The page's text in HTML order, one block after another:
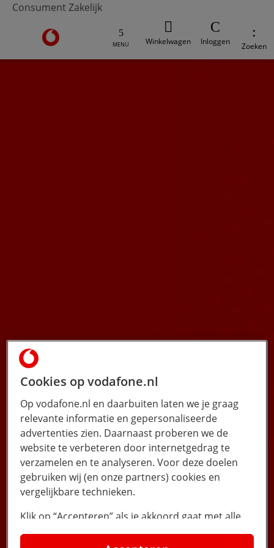
Consument Zakelijk
Ga naar de Vodafone homepage
MENU Winkelwagen Inloggen Zoeken
Contact
Cookies op vodafone.nl
Op vodafone.nl en daarbuiten laten we je graag
relevante informatie en gepersonaliseerde
advertenties zien. Daarnaast proberen we de
website te verbeteren door internetgedrag te
verzamelen en te analyseren. Voor deze doelen
gebruiken wij (en onze partners) cookies en
vergelijkbare technieken.
Klik op “Accepteren” als je akkoord gaat met alle
cookies. Kies je voor “Nee, liever niet”, dan